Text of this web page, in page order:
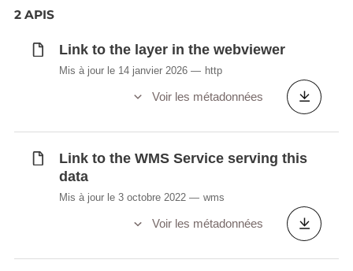
2 APIS
Link to the layer in the webviewer
Mis à jour le 14 janvier 2026 http
Voir les métadonnées
Link to the WMS Service serving this
data
Mis à jour le 3 octobre 2022 wms
Voir les métadonnées